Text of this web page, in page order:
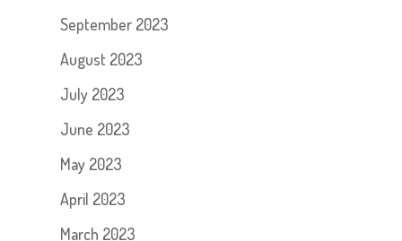
September 2023
August 2023
July 2023
June 2023
May 2023
April 2023
March 2023